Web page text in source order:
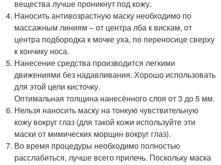
вещества лучше проникнут под кожу.
Наносить антивозрастную маску необходимо по
массажным линиям – от центра лба к вискам, от
центра подбородка к мочке уха, по переносице сверху
к кончику носа.
Нанесение средства производится легкими
движениями без надавливания. Хорошо использовать
для этой цели кисточку.
Оптимальная толщина нанесённого слоя от 3 до 5 мм.
Нельзя наносить маску на тонкую чувствительную
кожу вокруг глаз (для такой кожи используйте эти
маски от мимических морщин вокруг глаз).
Во время процедуры необходимо полностью
расслабиться, лучше всего прилечь. Поскольку маска